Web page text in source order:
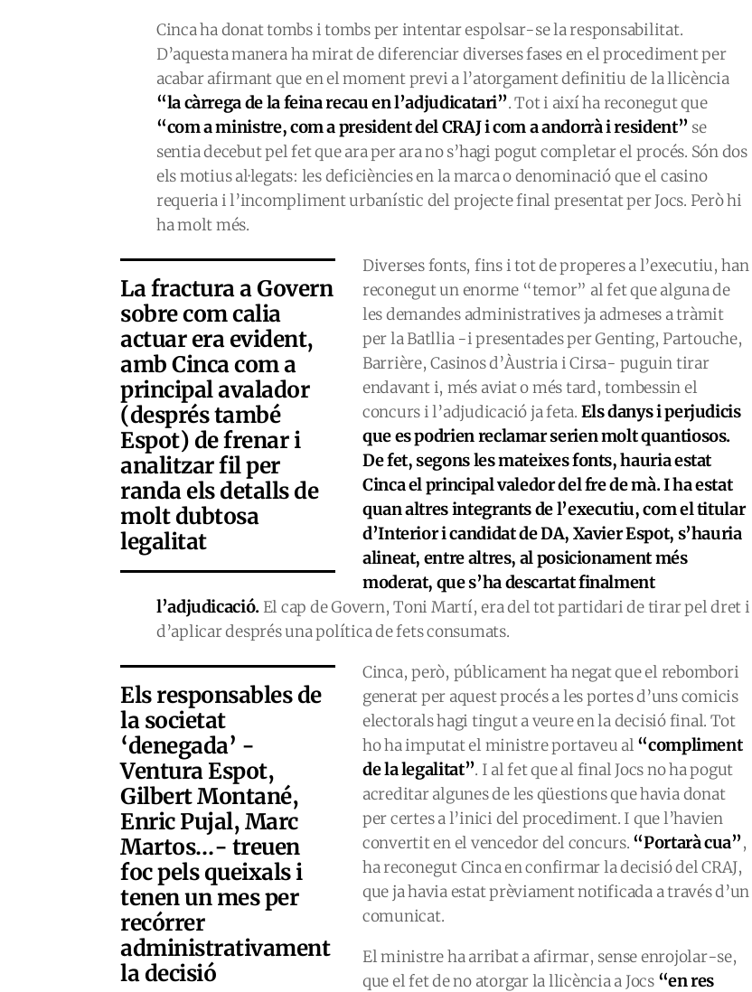
Cinca ha donat tombs i tombs per intentar espolsar-se la responsabilitat.
D’aquesta manera ha mirat de diferenciar diverses fases en el procediment per
acabar afirmant que en el moment previ a l’atorgament definitiu de la llicència
“la càrrega de la feina recau en l’adjudicatari”. Tot i així ha reconegut que
“com a ministre, com a president del CRAJ i com a andorrà i resident” se
sentia decebut pel fet que ara per ara no s’hagi pogut completar el procés. Són dos
els motius al·legats: les deficiències en la marca o denominació que el casino
requeria i l’incompliment urbanístic del projecte final presentat per Jocs. Però hi
ha molt més.
La fractura a Govern
sobre com calia
actuar era evident,
amb Cinca com a
principal avalador
(després també
Espot) de frenar i
analitzar fil per
randa els detalls de
molt dubtosa
legalitat
Diverses fonts, fins i tot de properes a l’executiu, han
reconegut un enorme “temor” al fet que alguna de
les demandes administratives ja admeses a tràmit
per la Batllia -i presentades per Genting, Partouche,
Barrière, Casinos d’Àustria i Cirsa- puguin tirar
endavant i, més aviat o més tard, tombessin el
concurs i l’adjudicació ja feta. Els danys i perjudicis
que es podrien reclamar serien molt quantiosos.
De fet, segons les mateixes fonts, hauria estat
Cinca el principal valedor del fre de mà. I ha estat
quan altres integrants de l’executiu, com el titular
d’Interior i candidat de DA, Xavier Espot, s’hauria
alineat, entre altres, al posicionament més
moderat, que s’ha descartat finalment
l’adjudicació.El cap de Govern, Toni Martí, era del tot partidari de tirar pel dret i
d’aplicar després una política de fets consumats.
Els responsables de
la societat
‘denegada’ -
Ventura Espot,
Gilbert Montané,
Enric Pujal, Marc
Martos…- treuen
foc pels queixals i
tenen un mes per
recórrer
administrativament
la decisió
Cinca, però, públicament ha negat que el rebombori
generat per aquest procés a les portes d’uns comicis
electorals hagi tingut a veure en la decisió final. Tot
ho ha imputat el ministre portaveu al “compliment
de la legalitat”. I al fet que al final Jocs no ha pogut
acreditar algunes de les qüestions que havia donat
per certes a l’inici del procediment. I que l’havien
convertit en el vencedor del concurs. “Portarà cua”,
ha reconegut Cinca en confirmar la decisió del CRAJ,
que ja havia estat prèviament notificada a través d’un
comunicat.
El ministre ha arribat a afirmar, sense enrojolar-se,
que el fet de no atorgar la llicència a Jocs “en res